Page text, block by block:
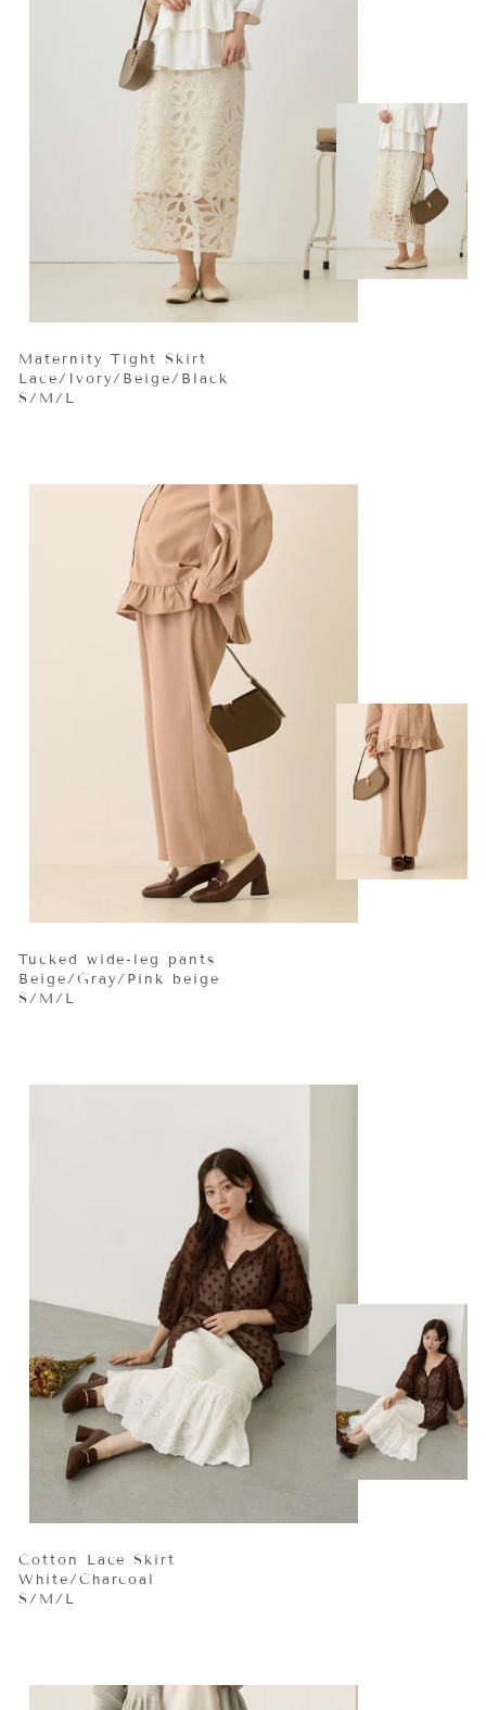
Maternity Tight Skirt
Lace/Ivory/Beige/Black
S/M/L
Tucked wide-leg pants
Beige/Gray/Pink beige
S/M/L
Cotton Lace Skirt
White/Charcoal
S/M/L